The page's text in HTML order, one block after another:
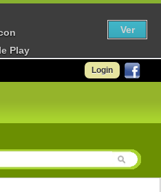
Login
Play
Ver